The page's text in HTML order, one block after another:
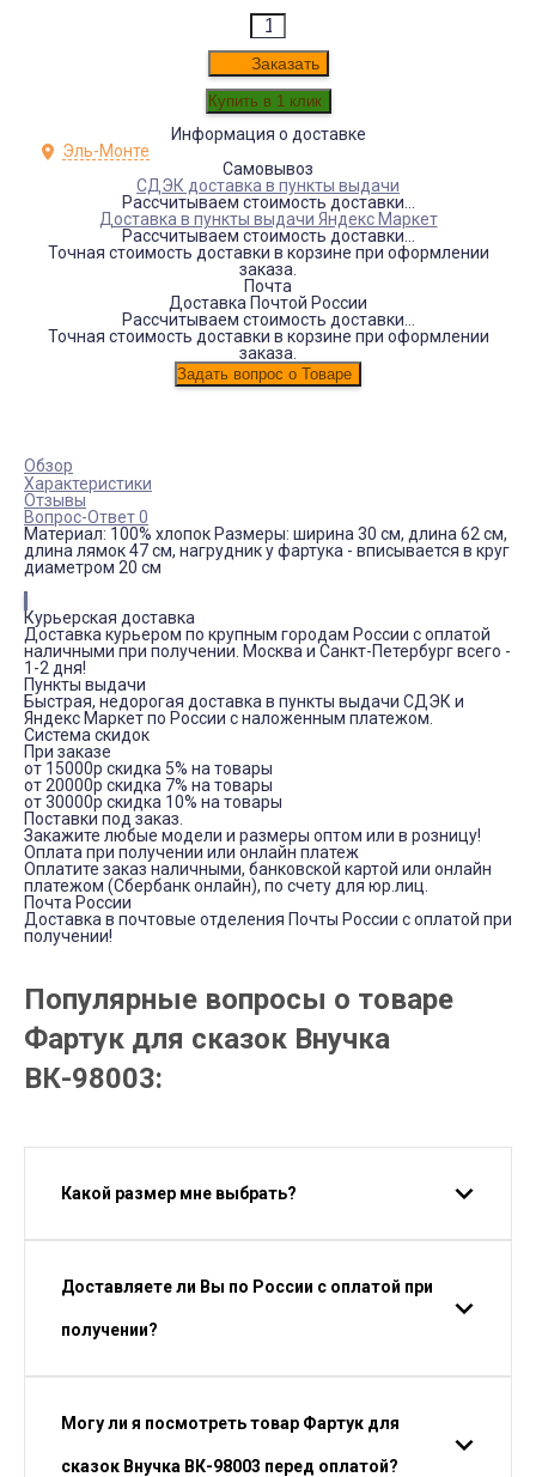
Заказать
Информация о доставке
Эль-Монте
Самовывоз
СДЭК доставка в пункты выдачи
Рассчитываем стоимость доставки...
Доставка в пункты выдачи Яндекс Маркет
Рассчитываем стоимость доставки...
Точная стоимость доставки в корзине при оформлении
заказа.
Почта
Доставка Почтой России
Рассчитываем стоимость доставки...
Точная стоимость доставки в корзине при оформлении
заказа.
Обзор
Характеристики
Отзывы
Вопрос-Ответ 0
Материал: 100% хлопок Размеры: ширина 30 см, длина 62 см,
длина лямок 47 см, нагрудник у фартука - вписывается в круг
диаметром 20 см
Курьерская доставка
Доставка курьером по крупным городам России с оплатой
наличными при получении. Москва и Санкт-Петербург всего -
1-2 дня!
Пункты выдачи
Быстрая, недорогая доставка в пункты выдачи СДЭК и
Яндекс Маркет по России с наложенным платежом.
Система скидок
При заказе
от 15000р скидка 5% на товары
от 20000р скидка 7% на товары
от 30000р скидка 10% на товары
Поставки под заказ.
Закажите любые модели и размеры оптом или в розницу!
Оплата при получении или онлайн платеж
Оплатите заказ наличными, банковской картой или онлайн
платежом (Сбербанк онлайн), по счету для юр.лиц.
Почта России
Доставка в почтовые отделения Почты России с оплатой при
получении!
Популярные вопросы о товаре
Фартук для сказок Внучка
ВК-98003:
Какой размер мне выбрать?
Доставляете ли Вы по России с оплатой при
получении?
Могу ли я посмотреть товар Фартук для
сказок Внучка ВК-98003 перед оплатой?